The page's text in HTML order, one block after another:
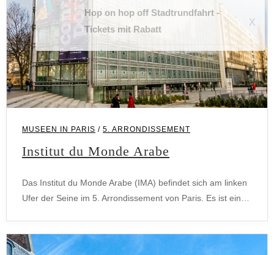
Hop on hop off Stadtrundfahrt -
Tickets mit Rabatt
X
MUSEEN IN PARIS / 5. ARRONDISSEMENT
Institut du Monde Arabe
Das Institut du Monde Arabe (IMA) befindet sich am linken
Ufer der Seine im 5. Arrondissement von Paris. Es ist ein…